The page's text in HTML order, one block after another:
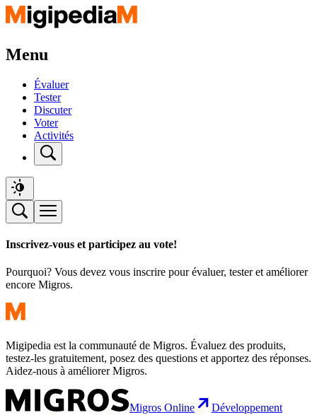
Menu
Évaluer
Tester
Discuter
Voter
Activités
Inscrivez-vous et participez au vote!
Pourquoi? Vous devez vous inscrire pour évaluer, tester et améliorer
encore Migros.
Migipedia est la communauté de Migros. Évaluez des produits,
testez-les gratuitement, posez des questions et apportez des réponses.
Aidez-nous à améliorer Migros.
Migros Online
Développement